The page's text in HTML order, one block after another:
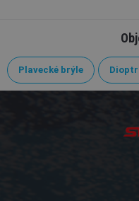
Plavecké brýle